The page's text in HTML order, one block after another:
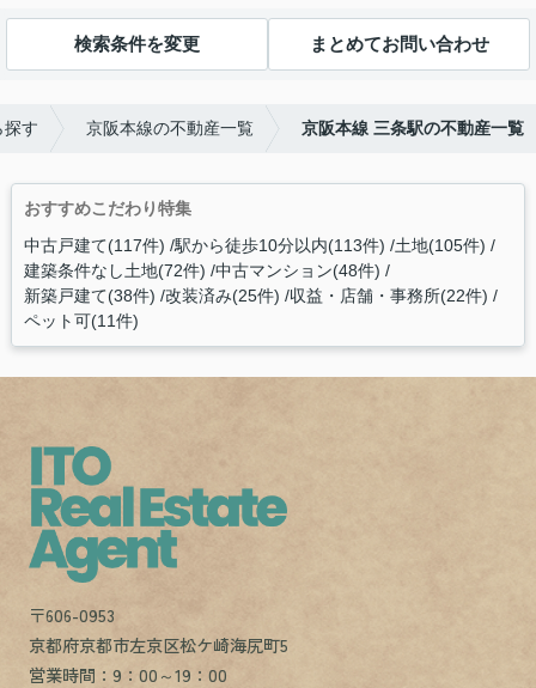
検索条件を変更 まとめてお問い合わせ
探す 京阪本線の不動産一覧 京阪本線 三条駅の不動産一覧
おすすめこだわり特集
中古戸建て(117件) 駅から徒歩10分以内(113件) 土地(105件)
建築条件なし土地(72件) 中古マンション(48件)
新築戸建て(38件) 改装済み(25件) 収益・店舗・事務所(22件)
ペット可(11件)
〒606-0953
京都府京都市左京区松ケ崎海尻町5
営業時間：9：00～19：00